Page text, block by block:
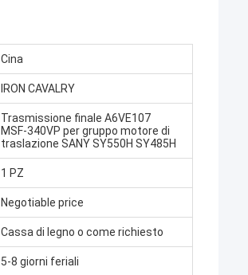
Cina
IRON CAVALRY
Trasmissione finale A6VE107
MSF‑340VP per gruppo motore di
traslazione SANY SY550H SY485H
1 PZ
Negotiable price
Cassa di legno o come richiesto
5-8 giorni feriali